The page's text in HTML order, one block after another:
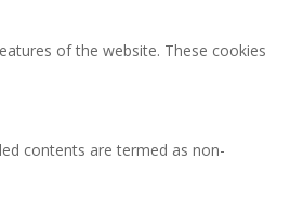
of the website. These cookies
contents are termed as non-